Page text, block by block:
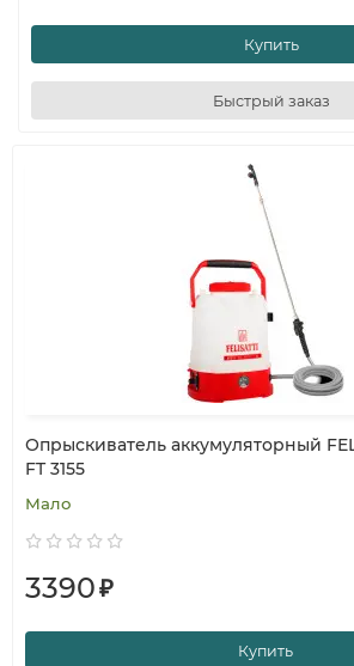
Купить
Быстрый заказ
Опрыскиватель аккумуляторный
FT 3155
Мало
3390₽
Купить